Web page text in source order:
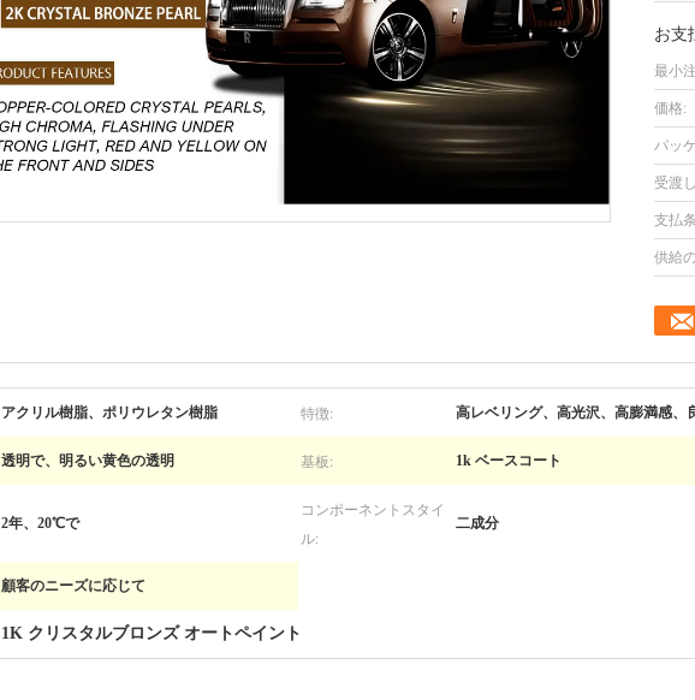
お支
最小
価格:
パッ
受渡
支払
供給
アクリル樹脂、ポリウレタン樹脂 特徴: 高レベリング、高光沢、高膨満感、
透明で、明るい黄色の透明 基板: 1k ベースコート
2年、20℃で
コンポーネントスタイ
ル:
二成分
顧客のニーズに応じて
1K クリスタルブロンズ オートペイント